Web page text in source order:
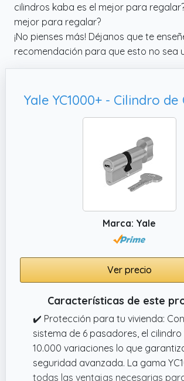
cilindros kaba es el mejor para
mejor para regalar?
¡No pienses más! Déjanos que te
recomendación para que esto no sea
Marca: Yale
Ver precio
Características de este
✔️ Protección para tu vivienda:
sistema de 6 pasadores, el cilindro
10.000 variaciones lo que
seguridad avanzada. La gama
todas las ventajas necesarias